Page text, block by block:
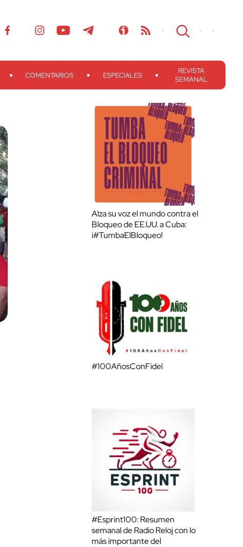
COMENTARIOS ESPECIALES
REVISTA
SEMANAL
Alza su voz el mundo contra el
Bloqueo de EE.UU. a Cuba:
¡#TumbaElBloqueo!
#100AñosConFidel
#Esprint100: Resumen
semanal de Radio Reloj con lo
más importante del